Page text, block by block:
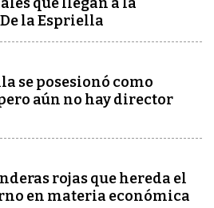
la Espriella
se posesionó como
aún no hay director
rojas que hereda el
en materia económica